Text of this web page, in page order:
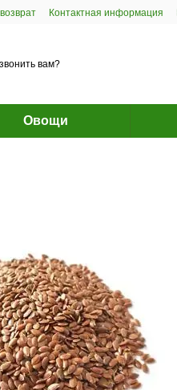
Контактная информация
вам?
Овощи